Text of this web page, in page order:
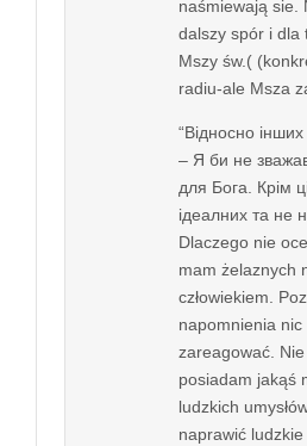
naśmiewają sie.
dalszy spór i dla
Mszy św.(
radiu-ale Msza
“Відносно інших
– Я би не
для Бога. Крім
ідеалних та не
Dlaczego nie
mam żelaznych
człowiekiem.
napomnienia
zareagować.
posiadam jakąś
ludzkich
naprawić